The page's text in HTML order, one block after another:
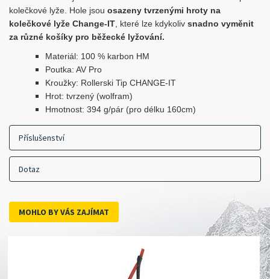
kolečkové lyže. Hole jsou osazeny tvrzenými hroty na
kolečkové lyže Change-IT , které lze kdykoliv snadno vyměnit
za různé košíky pro běžecké lyžování.
Materiál: 100 % karbon HM
Poutka: AV Pro
Kroužky: Rollerski Tip CHANGE-IT
Hrot: tvrzený (wolfram)
Hmotnost: 394 g/pár (pro délku 160cm)
Příslušenství
Dotaz
MOHLO BY VÁS ZAJÍMAT